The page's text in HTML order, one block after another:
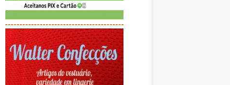
-----------------------------------------